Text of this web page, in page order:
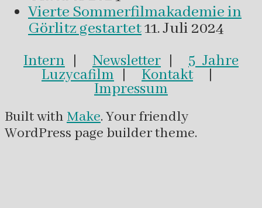
Vierte Sommerfilmakademie in
Görlitz gestartet11. Juli 2024
Intern | Newsletter | 5 Jahre
Luzycafilm | Kontakt|
Impressum
Built with Make. Your friendly
WordPress page builder theme.